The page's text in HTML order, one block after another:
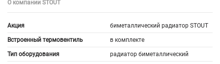
О компании STOUT
Акция биметаллический радиатор STOUT
Встроенный термовентиль в комплекте
Тип оборудования радиатор биметаллический